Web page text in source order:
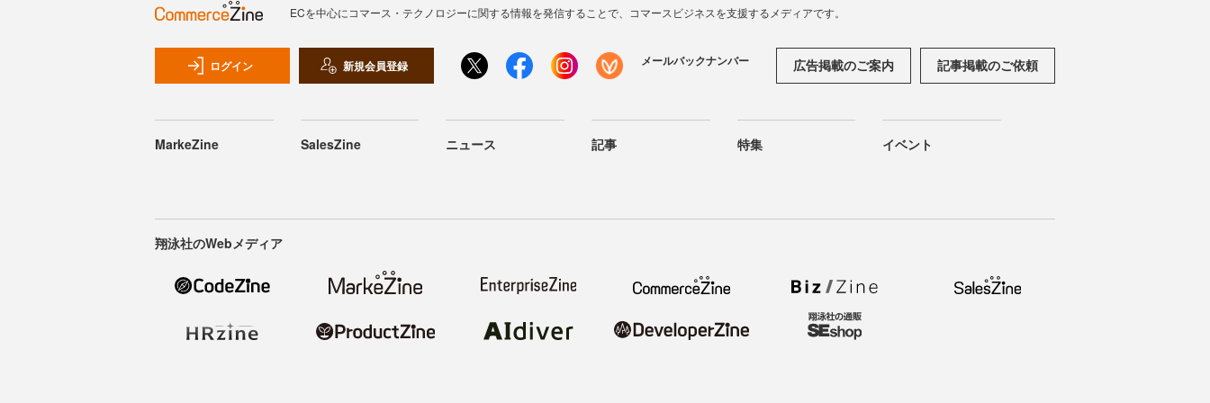
ECを中心にコマース・テクノロジーに関する情報を発信することで、コマースビジネスを支援するメディアです。
ログイン 新規会員登録 メールバックナンバー 広告掲載のご案内 記事掲載のご依頼
MarkeZine SalesZine ニュース 記事 特集 イベント
翔泳社のWebメディア